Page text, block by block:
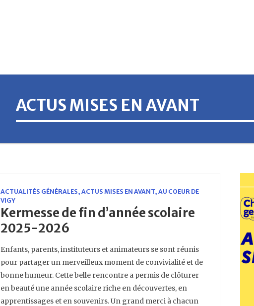
ACTUS MISES EN AVANT
ACTUALITÉS GÉNÉRALES, ACTUS MISES EN AVANT, AU COEUR DE
VIGY
Kermesse de fin d’année scolaire
2025-2026
Enfants, parents, instituteurs et animateurs se sont réunis
pour partager un merveilleux moment de convivialité et de
bonne humeur. Cette belle rencontre a permis de clôturer
en beauté une année scolaire riche en découvertes, en
apprentissages et en souvenirs. Un grand merci à chacun